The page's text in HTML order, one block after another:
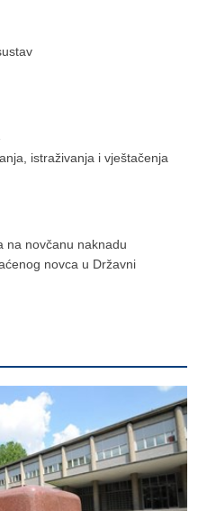
istraživanja i vještačenja
na novčanu naknadu
novca u Državni